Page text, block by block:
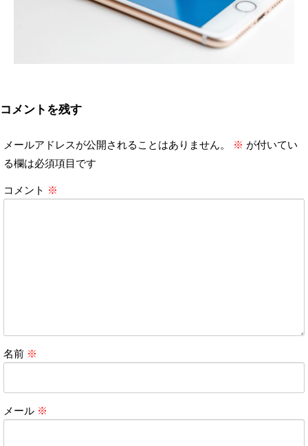
コメントを残す
メールアドレスが公開されることはありません。 ※ が付いてい
る欄は必須項目です
コメント ※
名前 ※
メール ※